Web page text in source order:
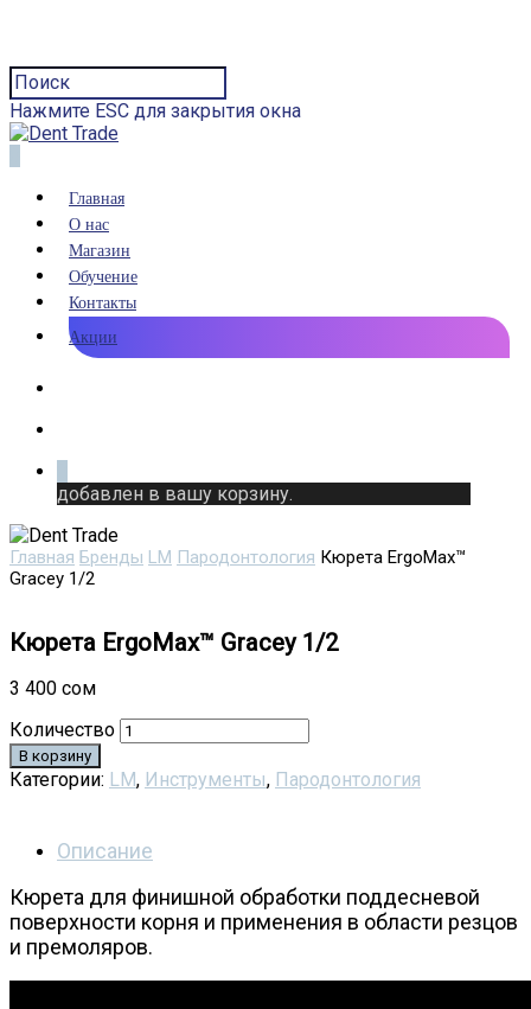
Нажмите ESC для закрытия окна
Главная
О нас
Магазин
Обучение
Контакты
Акции
добавлен в вашу корзину.
Главная Бренды LM Пародонтология Кюрета ErgoMax™
Gracey 1/2
Кюрета ErgoMax™ Gracey 1/2
3 400 сом
Количество
В корзину
Категории: LM, Инструменты, Пародонтология
Описание
Кюрета для финишной обработки поддесневой
поверхности корня и применения в области резцов
и премоляров.